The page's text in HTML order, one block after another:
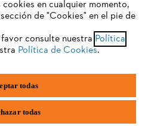
chrome
edge
en cualquier momento,
de "Cookies" en el pie de
consulte nuestra Política
Política de Cookies.
todas
todas